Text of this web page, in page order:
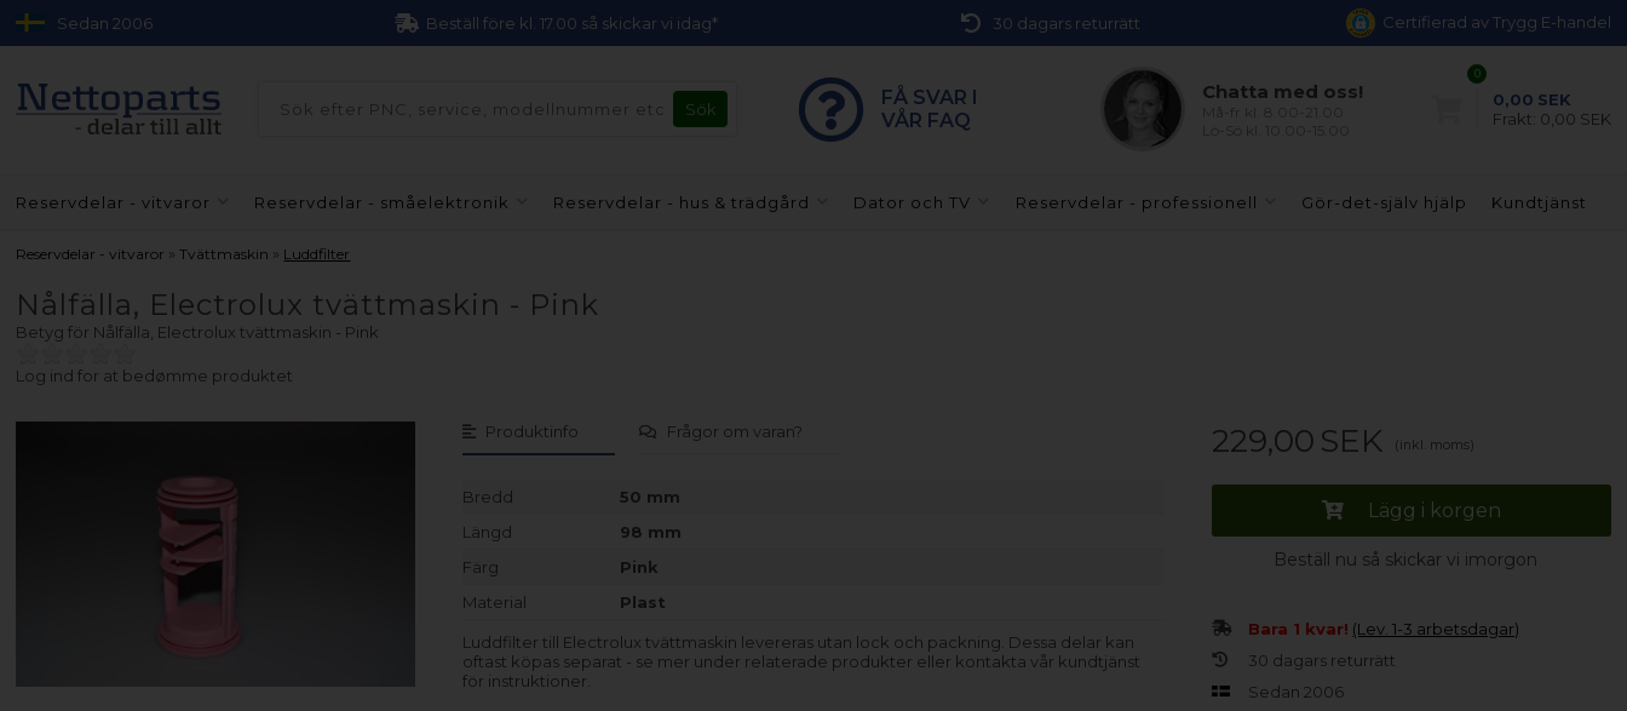
Sedan 2006 Beställ före kl. 17.00 så skickar vi idag* 30 dagars returrätt Certifierad av Trygg E-handel
FÅ SVAR I
VÅR FAQ
Chatta med oss!
0
0,00 SEK
Frakt: 0,00 SEK
Reservdelar - vitvaror Reservdelar - småelektronik Reservdelar - hus & trädgård Dator och TV Reservdelar - professionell Gör-det-själv hjälp Kundtjänst
Reservdelar - vitvaror »Tvättmaskin » Luddfilter
Nålfälla, Electrolux tvättmaskin - Pink
Betyg för Nålfälla, Electrolux tvättmaskin - Pink
Log ind for at bedømme produktet
Produktinfo Frågor om varan?
Bredd
50 mm
Längd
98 mm
Färg
Pink
Material
Plast
Luddfilter till Electrolux tvättmaskin levereras utan lock och packning. Dessa delar kan
oftast köpas separat - se mer under relaterade produkter eller kontakta vår kundtjänst
för instruktioner.
229,00 SEK (inkl. moms)
Lägg i korgen
Beställ nu så skickar vi imorgon
Bara 1 kvar! (Lev. 1-3 arbetsdagar)
30 dagars returrätt
Sedan 2006